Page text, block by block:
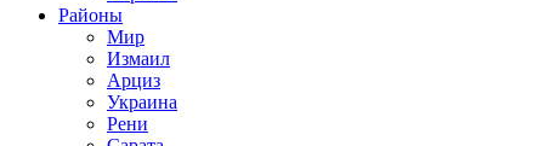
Районы
Мир
Измаил
Арциз
Украина
Рени